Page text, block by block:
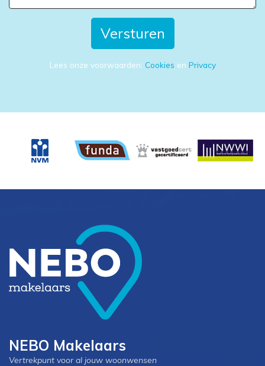
Versturen
Lees onze voorwaarden: Cookies en Privacy
NEBO Makelaars
Vertrekpunt voor al jouw woonwensen